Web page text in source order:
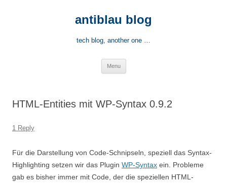
antiblau blog
tech blog, another one …
Menu
HTML-Entities mit WP-Syntax 0.9.2
1 Reply
Für die Darstellung von Code-Schnipseln, speziell das Syntax-
Highlighting setzen wir das Plugin WP-Syntax ein. Probleme
gab es bisher immer mit Code, der die speziellen HTML-